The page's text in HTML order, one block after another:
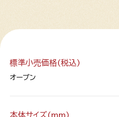
標準小売価格(税込)
オープン
本体サイズ(mm)